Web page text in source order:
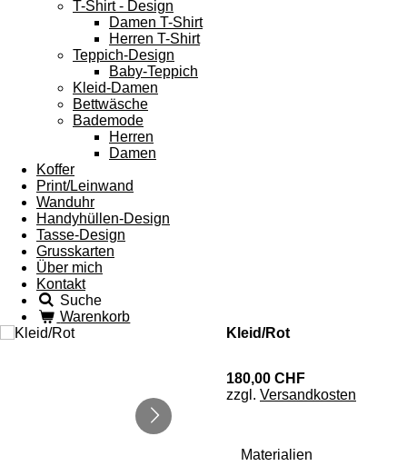
T-Shirt - Design
Damen T-Shirt
Herren T-Shirt
Teppich-Design
Baby-Teppich
Kleid-Damen
Bettwäsche
Bademode
Herren
Damen
Koffer
Print/Leinwand
Wanduhr
Handyhüllen-Design
Tasse-Design
Grusskarten
Über mich
Kontakt
Suche
Warenkorb
Kleid/Rot
180,00 CHF
zzgl. Versandkosten
Materialien